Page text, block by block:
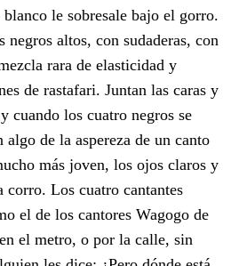
le sobresale bajo el gorro.
altos, con sudaderas, con
rara de elasticidad y
de rastafari. Juntan las caras y
cuando los cuatro negros se
de la aspereza de un canto
más joven, los ojos claros y
Los cuatro cantantes
el de los cantores Wagogo de
el metro, o por la calle, sin